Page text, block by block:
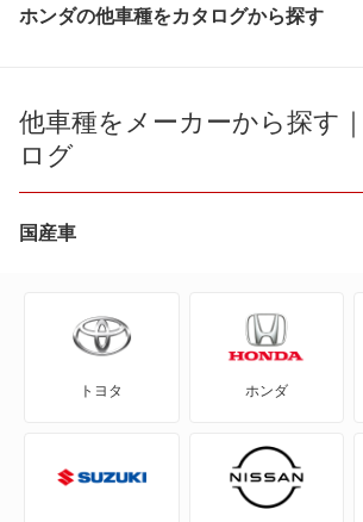
ホンダの他車種をカタログから探す
CR-V e:FCEV
CR-V ハイブリッド
CR-X
他車種をメーカーから探す
ログ
国産車
トヨタ ホンダ